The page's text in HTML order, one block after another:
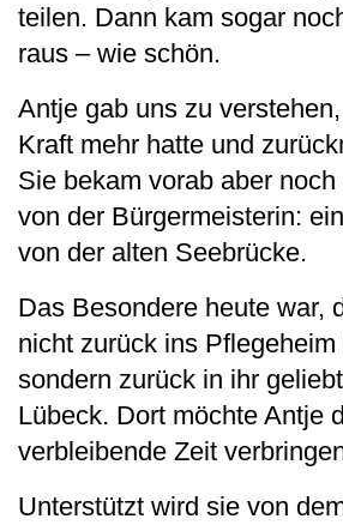
teilen. Dann kam sogar
raus – wie schön.
Antje gab uns zu
Kraft mehr hatte und
Sie bekam vorab aber
von der Bürgermeisterin:
von der alten Seebrücke.
Das Besondere heute war,
nicht zurück ins Pflegeheim
sondern zurück in ihr
Lübeck. Dort möchte Antje
verbleibende Zeit
Unterstützt wird sie von